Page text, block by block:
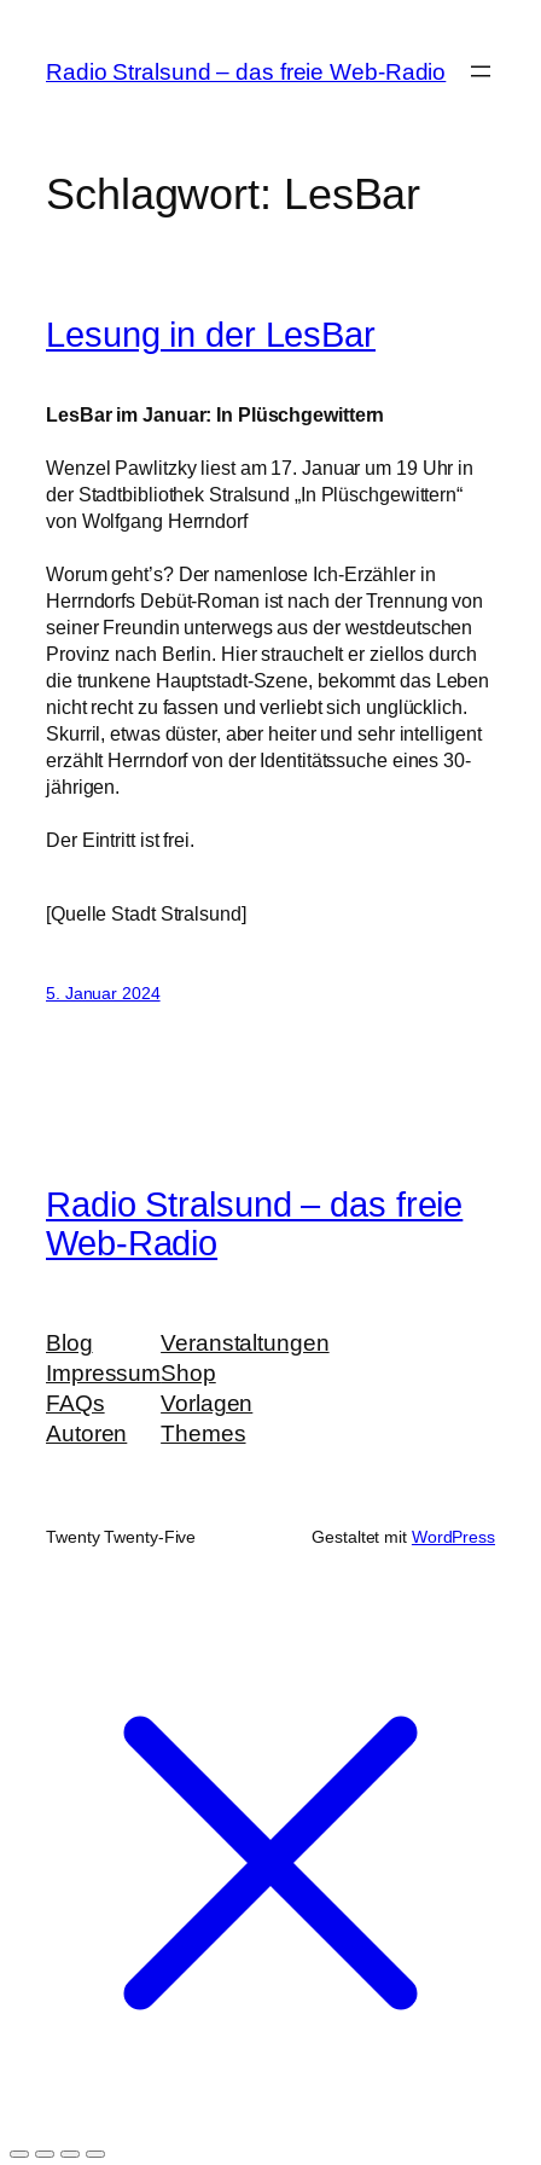
springen
Radio Stralsund – das freie Web-Radio
Schlagwort: LesBar
Lesung in der LesBar
LesBar im Januar: In Plüschgewittern
Wenzel Pawlitzky liest am 17. Januar um 19 Uhr in
der Stadtbibliothek Stralsund „In Plüschgewittern“
von Wolfgang Herrndorf
Worum geht’s? Der namenlose Ich-Erzähler in
Herrndorfs Debüt-Roman ist nach der Trennung von
seiner Freundin unterwegs aus der westdeutschen
Provinz nach Berlin. Hier strauchelt er ziellos durch
die trunkene Hauptstadt-Szene, bekommt das Leben
nicht recht zu fassen und verliebt sich unglücklich.
Skurril, etwas düster, aber heiter und sehr intelligent
erzählt Herrndorf von der Identitätssuche eines 30-
jährigen.
Der Eintritt ist frei.
[Quelle Stadt Stralsund]
5. Januar 2024
Radio Stralsund – das freie
Web-Radio
Blog
Impressum
FAQs
Autoren
Veranstaltungen
Shop
Vorlagen
Themes
Twenty Twenty-Five Gestaltet mit WordPress